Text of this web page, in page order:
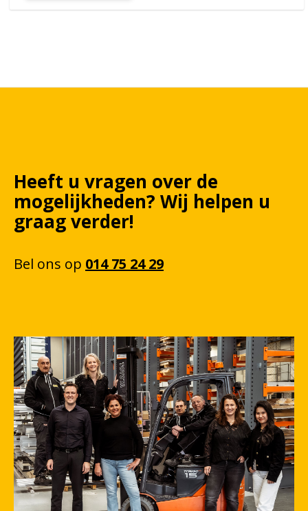
Heeft u vragen over de
mogelijkheden? Wij helpen u
graag verder!
Bel ons op 014 75 24 29